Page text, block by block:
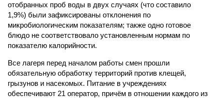
отобранных проб воды в двух случаях (что составило
1,9%) были зафиксированы отклонения по
микробиологическим показателям; также одно готовое
блюдо не соответствовало установленным нормам по
показателю калорийности.
Все лагеря перед началом работы смен прошли
обязательную обработку территорий против клещей,
грызунов и насекомых. Питание в учреждениях
обеспечивают 21 оператор, причём в отношении каждого из